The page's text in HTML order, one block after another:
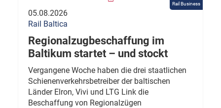
Rail Business
05.08.2026
Rail Baltica
Regionalzugbeschaffung im
Baltikum startet – und stockt
Vergangene Woche haben die drei staatlichen
Schienenverkehrsbetreiber der baltischen
Länder Elron, Vivi und LTG Link die
Beschaffung von Regionalzügen